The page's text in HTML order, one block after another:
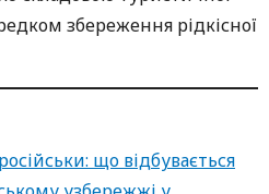
збереження рідкісної
що відбувається